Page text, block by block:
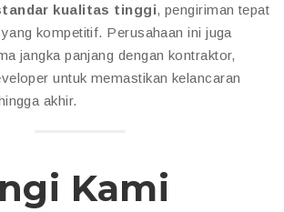
kualitas tinggi, pengiriman tepat
kompetitif. Perusahaan ini juga
jangka panjang dengan kontraktor,
untuk memastikan kelancaran
akhir.
Kami